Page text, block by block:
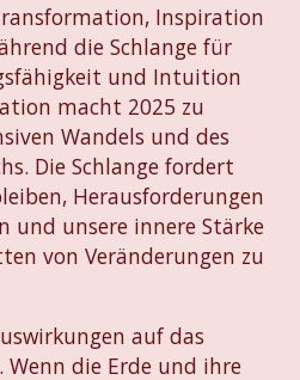
Inspiration
die Schlange für
und Intuition
macht 2025 zu
Wandels und des
Die Schlange fordert
Herausforderungen
und unsere innere Stärke
von Veränderungen zu
auf das
Wenn die Erde und ihre